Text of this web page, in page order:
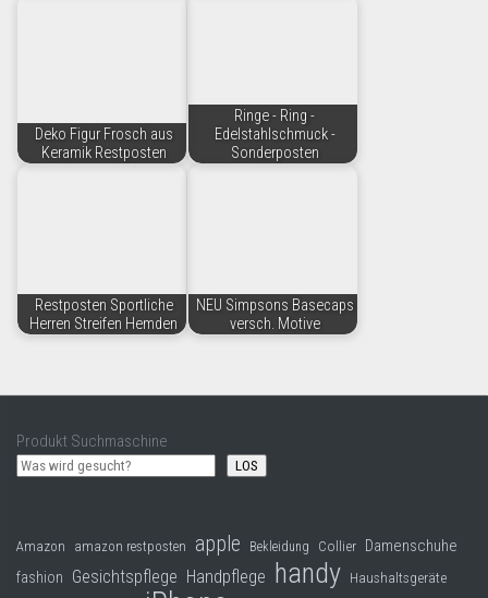
Deko Figur Frosch aus
Keramik Restposten
Ringe - Ring -
Edelstahlschmuck -
Sonderposten
Restposten Sportliche
Herren Streifen Hemden
NEU Simpsons Basecaps
versch. Motive
Produkt Suchmaschine
LOS
Amazon amazon restposten apple Bekleidung Collier Damenschuhe
fashion Gesichtspflege Handpflege handy Haushaltsgeräte